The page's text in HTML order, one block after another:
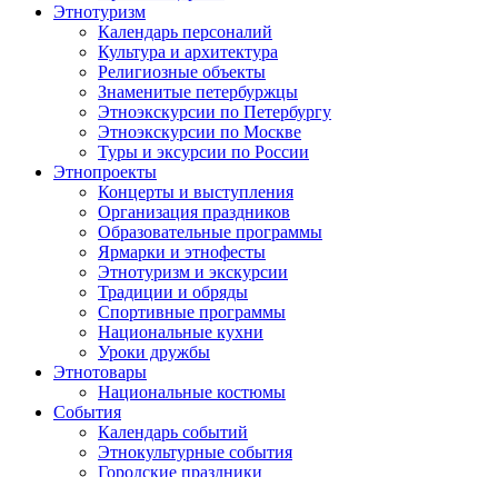
Этнотуризм
Календарь персоналий
Культура и архитектура
Религиозные объекты
Знаменитые петербуржцы
Этноэкскурсии по Петербургу
Этноэкскурсии по Москве
Туры и эксурсии по России
Этнопроекты
Концерты и выступления
Организация праздников
Образовательные программы
Ярмарки и этнофесты
Этнотуризм и экскурсии
Традиции и обряды
Спортивные программы
Национальные кухни
Уроки дружбы
Этнотовары
Национальные костюмы
События
Календарь событий
Этнокультурные события
Городские праздники